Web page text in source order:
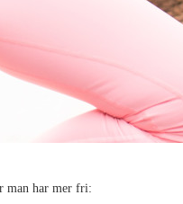
man har mer fri: